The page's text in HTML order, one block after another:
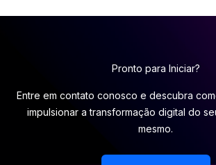
Pronto para Iniciar?
Entre em contato conosco e descubra
impulsionar a transformação digital do
mesmo.